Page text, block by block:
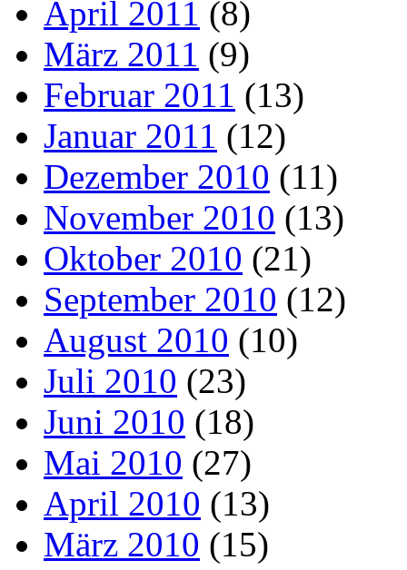
April 2011 (8)
März 2011 (9)
Februar 2011 (13)
Januar 2011 (12)
Dezember 2010 (11)
November 2010 (13)
Oktober 2010 (21)
September 2010 (12)
August 2010 (10)
Juli 2010 (23)
Juni 2010 (18)
Mai 2010 (27)
April 2010 (13)
März 2010 (15)